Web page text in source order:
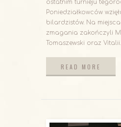
ostatnim turnieju
Poniedziałkowców
bilardzistów. Na
zmagania zakończyli
Tomaszewski oraz
READ MORE